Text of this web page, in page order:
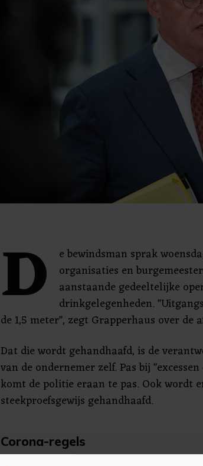
D
e bewindsman sprak
organisaties en
aanstaande gedeeltelijke
drinkgelegenheden.
de 1,5 meter", zegt Grapperhaus over de
Dat die wordt gehandhaafd, is de
van de ondernemer zelf. Pas bij
komt de politie eraan te pas. Ook wordt
steekproefsgewijs gehandhaafd.
Corona-regels